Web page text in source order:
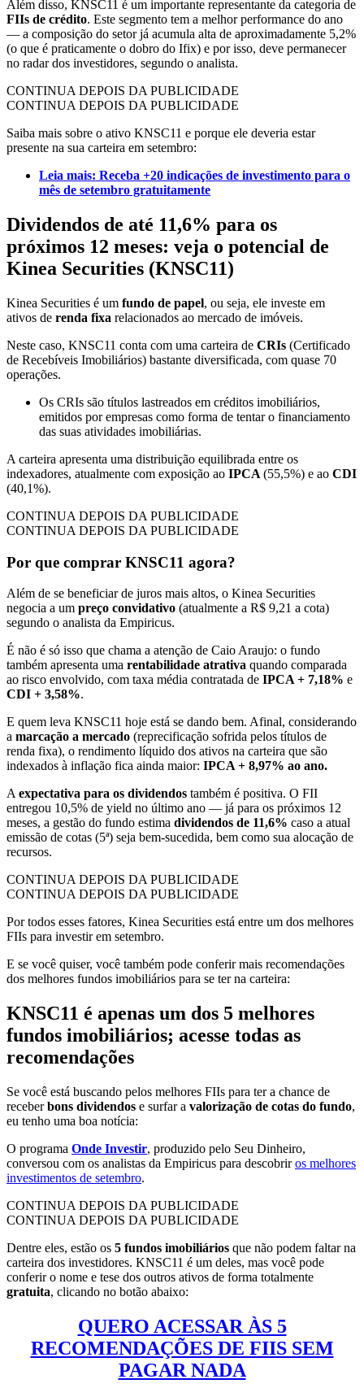
Além disso, KNSC11 é um importante representante da categoria de
FIIs de crédito. Este segmento tem a melhor performance do ano
— a composição do setor já acumula alta de aproximadamente 5,2%
(o que é praticamente o dobro do Ifix) e por isso, deve permanecer
no radar dos investidores, segundo o analista.
CONTINUA DEPOIS DA PUBLICIDADE
CONTINUA DEPOIS DA PUBLICIDADE
Saiba mais sobre o ativo KNSC11 e porque ele deveria estar
presente na sua carteira em setembro:
Leia mais: Receba +20 indicações de investimento para o
mês de setembro gratuitamente
Dividendos de até 11,6% para os
próximos 12 meses: veja o potencial de
Kinea Securities (KNSC11)
Kinea Securities é um fundo de papel, ou seja, ele investe em
ativos de renda fixa relacionados ao mercado de imóveis.
Neste caso, KNSC11 conta com uma carteira de CRIs (Certificado
de Recebíveis Imobiliários) bastante diversificada, com quase 70
operações.
Os CRIs são títulos lastreados em créditos imobiliários,
emitidos por empresas como forma de tentar o financiamento
das suas atividades imobiliárias.
A carteira apresenta uma distribuição equilibrada entre os
indexadores, atualmente com exposição ao IPCA (55,5%) e ao CDI
(40,1%).
CONTINUA DEPOIS DA PUBLICIDADE
CONTINUA DEPOIS DA PUBLICIDADE
Por que comprar KNSC11 agora?
Além de se beneficiar de juros mais altos, o Kinea Securities
negocia a um preço convidativo (atualmente a R$ 9,21 a cota)
segundo o analista da Empiricus.
É não é só isso que chama a atenção de Caio Araujo: o fundo
também apresenta uma rentabilidade atrativa quando comparada
ao risco envolvido, com taxa média contratada de IPCA + 7,18% e
CDI + 3,58%.
E quem leva KNSC11 hoje está se dando bem. Afinal, considerando
a marcação a mercado (reprecificação sofrida pelos títulos de
renda fixa), o rendimento líquido dos ativos na carteira que são
indexados à inflação fica ainda maior: IPCA + 8,97% ao ano.
A expectativa para os dividendos também é positiva. O FII
entregou 10,5% de yield no último ano — já para os próximos 12
meses, a gestão do fundo estima dividendos de 11,6% caso a atual
emissão de cotas (5ª) seja bem-sucedida, bem como sua alocação de
recursos.
CONTINUA DEPOIS DA PUBLICIDADE
CONTINUA DEPOIS DA PUBLICIDADE
Por todos esses fatores, Kinea Securities está entre um dos melhores
FIIs para investir em setembro.
E se você quiser, você também pode conferir mais recomendações
dos melhores fundos imobiliários para se ter na carteira:
KNSC11 é apenas um dos 5 melhores
fundos imobiliários; acesse todas as
recomendações
Se você está buscando pelos melhores FIIs para ter a chance de
receberbons dividendos e surfar a valorização de cotas do fundo,
eu tenho uma boa notícia:
O programa Onde Investir, produzido pelo Seu Dinheiro,
conversou com os analistas da Empiricus para descobriros melhores
investimentos de setembro.
CONTINUA DEPOIS DA PUBLICIDADE
CONTINUA DEPOIS DA PUBLICIDADE
Dentre eles, estão os 5 fundos imobiliários que não podem faltar na
carteira dos investidores. KNSC11 é um deles, mas você pode
conferir o nome e tese dos outros ativos de forma totalmente
gratuita, clicando no botão abaixo:
QUERO ACESSAR ÀS 5
RECOMENDAÇÕES DE FIIS SEM
PAGAR NADA